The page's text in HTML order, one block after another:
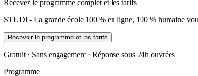
Recevez le programme complet et les tarifs
STUDI - La grande école 100 % en ligne, 100 % humaine
Recevoir le programme et les tarifs
Gratuit · Sans engagement · Réponse sous 24h ouvrées
Programme